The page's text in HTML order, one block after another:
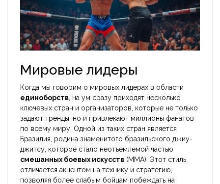
Мировые лидеры
Когда мы говорим о мировых лидерах в области
единоборств , на ум сразу приходят несколько
ключевых стран и организаторов, которые не только
задают тренды, но и привлекают миллионы фанатов
по всему миру. Одной из таких стран является
Бразилия, родина знаменитого бразильского джиу-
джитсу, которое стало неотъемлемой частью
смешанных боевых искусств (MMA). Этот стиль
отличается акцентом на технику и стратегию,
позволяя более слабым бойцам побеждать на